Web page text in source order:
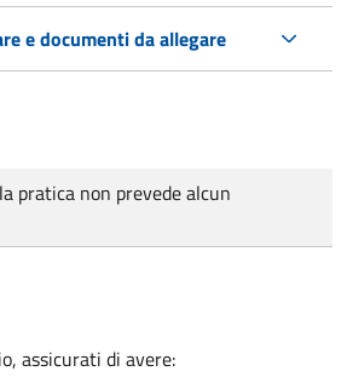
e documenti da allegare
pratica non prevede alcun
assicurati di avere: